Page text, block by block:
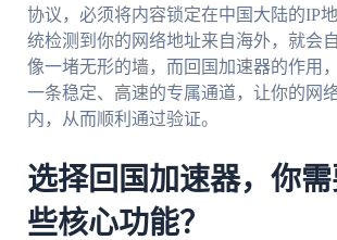
协议，必须将内容锁定在中国大陆的IP
统检测到你的网络地址来自海外，就会
像一堵无形的墙，而回国加速器的作用
一条稳定、高速的专属通道，让你的网
内，从而顺利通过验证。
选择回国加速器，你
些核心功能？